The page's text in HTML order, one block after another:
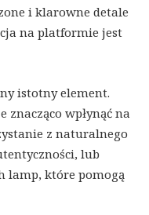
i klarowne detale
na platformie jest
istotny element.
wpłynąć na
z naturalnego
lub
lamp, które pomogą